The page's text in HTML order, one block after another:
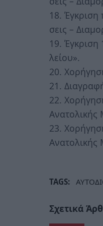
18.
σεις –
19. Έγκριση
λείου».
20.
21.
22.
Ανατολικής
23.
TAGS:
Σχετικά